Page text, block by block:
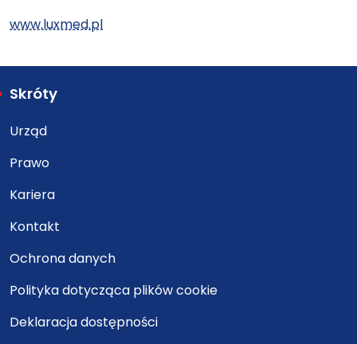
www.luxmed.pl
Skróty
Urząd
Prawo
Kariera
Kontakt
Ochrona danych
Polityka dotycząca plików cookie
Deklaracja dostępności